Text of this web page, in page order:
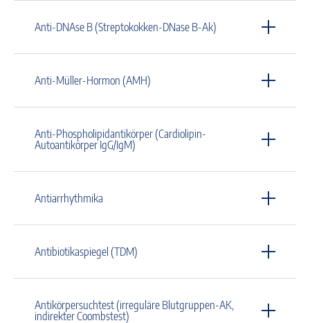
Anti-DNAse B (Streptokokken-DNase B-Ak)
Anti-Müller-Hormon (AMH)
Anti-Phospholipidantikörper (Cardiolipin-
Autoantikörper IgG/IgM)
Antiarrhythmika
Antibiotikaspiegel (TDM)
Antikörpersuchtest (irreguläre Blutgruppen-AK,
indirekter Coombstest)